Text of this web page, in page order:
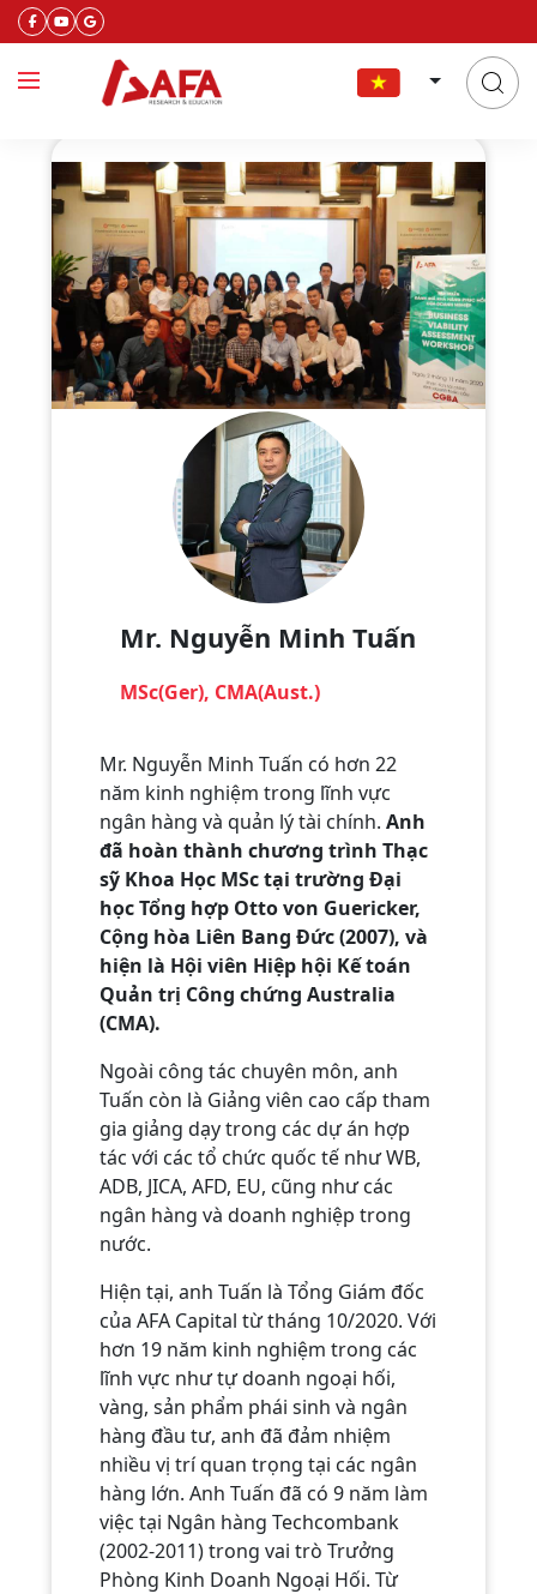
Mr. Nguyễn Minh Tuấn
MSc(Ger), CMA(Aust.)
Mr. Nguyễn Minh Tuấn có hơn 22
năm kinh nghiệm trong lĩnh vực
ngân hàng và quản lý tài chính. Anh
đã hoàn thành chương trình Thạc
sỹ Khoa Học MSc tại trường Đại
học Tổng hợp Otto von Guericker,
Cộng hòa Liên Bang Đức (2007), và
hiện là Hội viên Hiệp hội Kế toán
Quản trị Công chứng Australia
(CMA).
Ngoài công tác chuyên môn, anh
Tuấn còn là Giảng viên cao cấp tham
gia giảng dạy trong các dự án hợp
tác với các tổ chức quốc tế như WB,
ADB, JICA, AFD, EU, cũng như các
ngân hàng và doanh nghiệp trong
nước.
Hiện tại, anh Tuấn là Tổng Giám đốc
của AFA Capital từ tháng 10/2020. Với
hơn 19 năm kinh nghiệm trong các
lĩnh vực như tự doanh ngoại hối,
vàng, sản phẩm phái sinh và ngân
hàng đầu tư, anh đã đảm nhiệm
nhiều vị trí quan trọng tại các ngân
hàng lớn. Anh Tuấn đã có 9 năm làm
việc tại Ngân hàng Techcombank
(2002-2011) trong vai trò Trưởng
Phòng Kinh Doanh Ngoại Hối. Từ